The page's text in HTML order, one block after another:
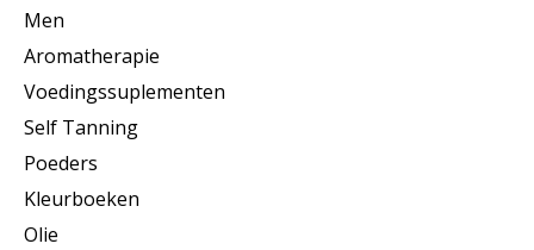
Men
Aromatherapie
Voedingssuplementen
Self Tanning
Poeders
Kleurboeken
Olie